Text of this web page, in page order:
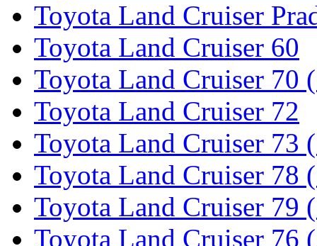
Toyota Land Cruiser
Toyota Land Cruiser 60
Toyota Land Cruiser 70
Toyota Land Cruiser 72
Toyota Land Cruiser 73
Toyota Land Cruiser 78
Toyota Land Cruiser 79
Toyota Land Cruiser 76